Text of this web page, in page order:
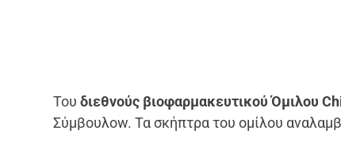
Τουδιεθνούς βιοφαρμακευτικού Όμιλου
Σύμβουλοw. Τα σκήπτρα του ομίλου